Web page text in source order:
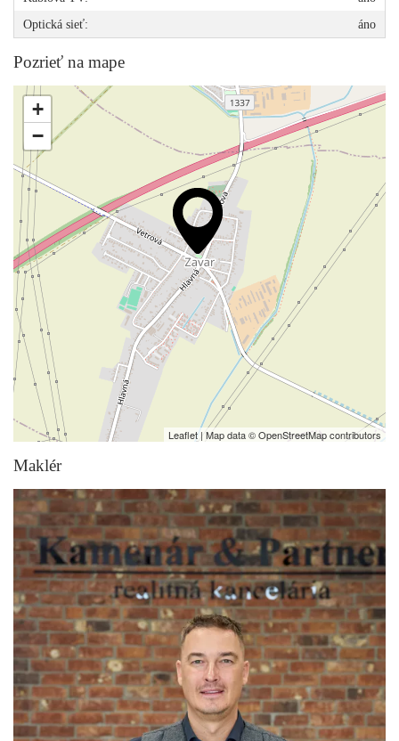
Optická sieť:
áno
Pozrieť na mape
+
−
Leaflet | Map data ©OpenStreetMapcontributors
Maklér